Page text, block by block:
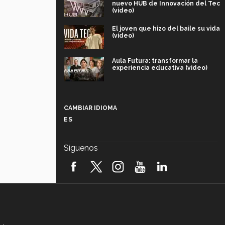
nuevo HUB de Innovación del Tec
(video)
El joven que hizo del baile su vida
(video)
Aula Futura: transformar la
experiencia educativa (video)
robótica FIRST 2026! (video)
CAMBIAR IDIOMA
ES
Síguenos